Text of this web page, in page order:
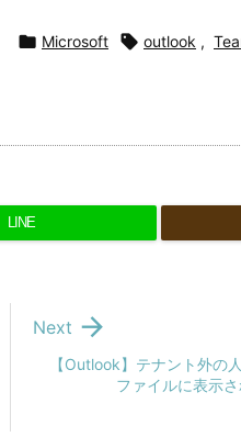
 Microsoft  outlook ,
LINE
【Outlook】テナント外の
ファイルに表示

Next